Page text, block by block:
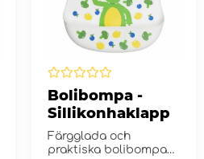
Bolibompa -
Sillikonhaklapp
Färgglada och
praktiska bolibompa